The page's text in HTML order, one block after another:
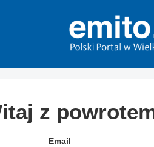
z
Email